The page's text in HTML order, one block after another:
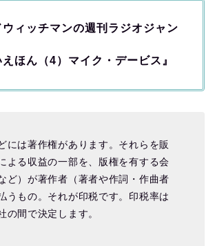
ウィッチマンの週刊ラジオジャン
えほん（4）マイク・デービス』
には著作権があります。それらを販
よる収益の一部を、版権を有する会
ど）が著作者（著者や作詞・作曲者
うもの。それが印税です。印税率は
の間で決定します。